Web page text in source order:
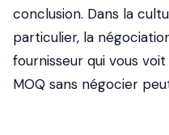
conclusion. Dans la
particulier, la
fournisseur qui vous
MOQ sans négocier